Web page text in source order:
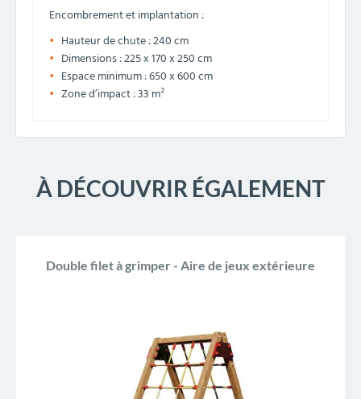
Encombrement et implantation :
Hauteur de chute : 240 cm
Dimensions : 225 x 170 x 250 cm
Espace minimum : 650 x 600 cm
Zone d’impact : 33 m²
À DÉCOUVRIR ÉGALEMENT
Double filet à grimper - Aire de jeux extérieure